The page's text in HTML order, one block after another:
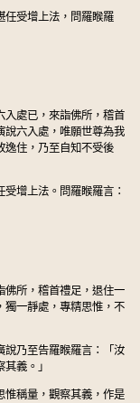
任受增上法，問羅睺羅
入處已，來詣佛所，稽首
說六入處，唯願世尊為我
逸住，乃至自知不受後
增上法。問羅睺羅言：
佛所，稽首禮足，退住一
獨一靜處，專精思惟，不
乃至告羅睺羅言：「汝
義。」
惟稱量，觀察其義，作是